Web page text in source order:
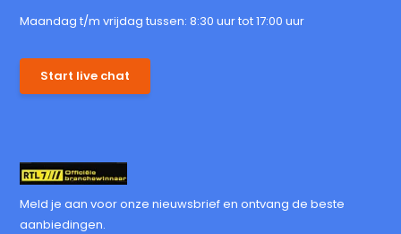
Maandag t/m vrijdag tussen: 8:30 uur tot 17:00 uur
Start live chat
Meld je aan voor onze nieuwsbrief en ontvang de beste
aanbiedingen.